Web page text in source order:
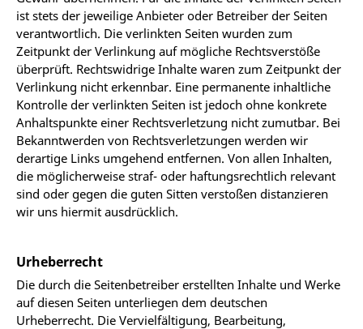
ist stets der jeweilige Anbieter oder Betreiber der Seiten
verantwortlich. Die verlinkten Seiten wurden zum
Zeitpunkt der Verlinkung auf mögliche Rechtsverstöße
überprüft. Rechtswidrige Inhalte waren zum Zeitpunkt der
Verlinkung nicht erkennbar. Eine permanente inhaltliche
Kontrolle der verlinkten Seiten ist jedoch ohne konkrete
Anhaltspunkte einer Rechtsverletzung nicht zumutbar. Bei
Bekanntwerden von Rechtsverletzungen werden wir
derartige Links umgehend entfernen. Von allen Inhalten,
die möglicherweise straf- oder haftungsrechtlich relevant
sind oder gegen die guten Sitten verstoßen distanzieren
wir uns hiermit ausdrücklich.
Urheberrecht
Die durch die Seitenbetreiber erstellten Inhalte und Werke
auf diesen Seiten unterliegen dem deutschen
Urheberrecht. Die Vervielfältigung, Bearbeitung,